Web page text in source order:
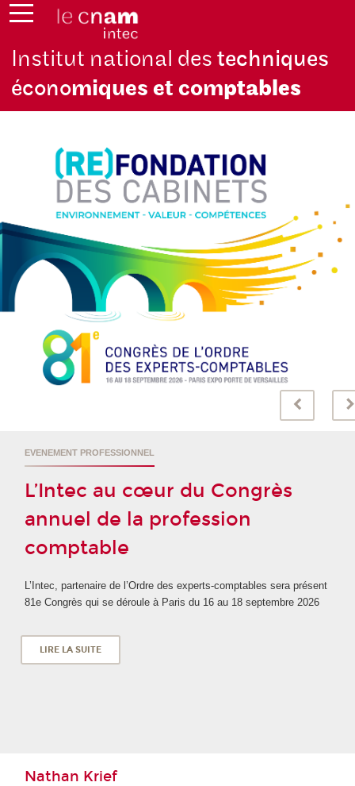
Institut national destechniques
économiques et comptables
EVENEMENT PROFESSIONNEL
L’Intec au cœur du Congrès
annuel de la profession
comptable
L’Intec, partenaire de l’Ordre des experts-comptables sera présent
81e Congrès qui se déroule à Paris du 16 au 18 septembre 2026
LIRE LA SUITE
Nathan Krief